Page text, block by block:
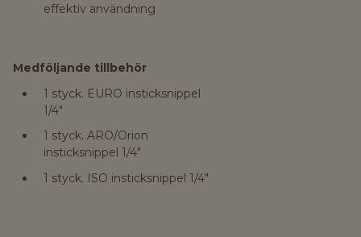
effektiv användning
Medföljande tillbehör
1 styck. EURO insticksnippel
1/4"
1 styck. ARO/Orion
insticksnippel 1/4"
1 styck. ISO insticksnippel 1/4"